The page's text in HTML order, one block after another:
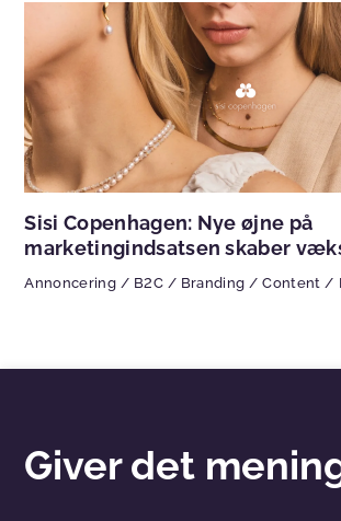
Sisi Copenhagen: Nye øjne på
marketingindsatsen skaber
Annoncering / B2C / Branding / Content /
Giver det